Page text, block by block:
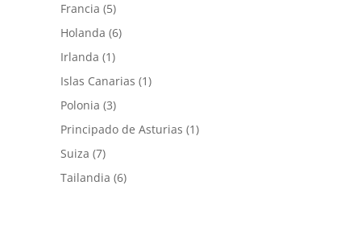
Francia (5)
Holanda (6)
Irlanda (1)
Islas Canarias (1)
Polonia (3)
Principado de Asturias (1)
Suiza (7)
Tailandia (6)